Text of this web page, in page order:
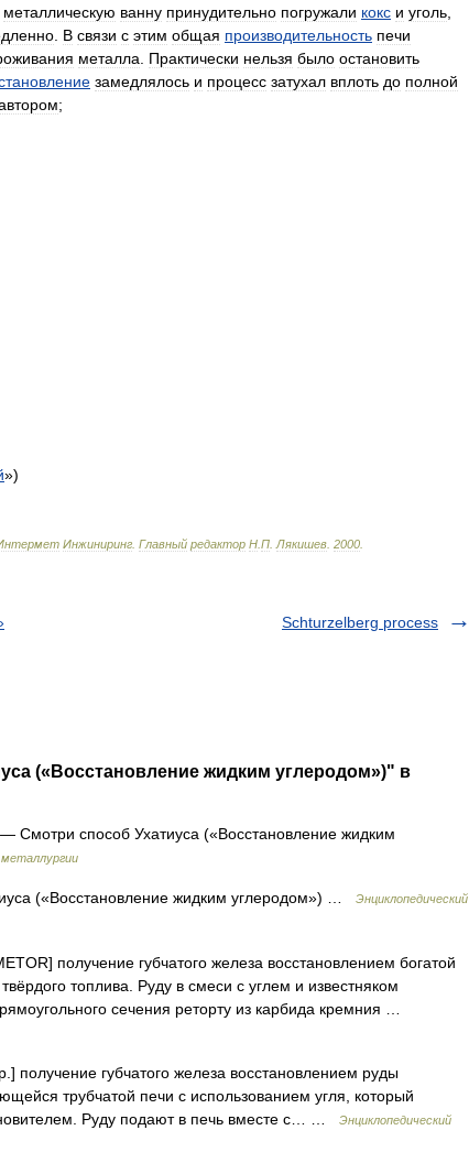
металлическую ванну принудительно погружали кокс и уголь
В связи с этим общая производительность печи
металла Практически нельзя было остановить
замедлялось и процесс затухал вплоть до полной
;
»)
Инжиниринг Главный редактор Н П Лякишев 2000
Schturzelberg process
(«Восстановление жидким углеродом»)" в
— Смотри способ Ухатиуса («Восстановление жидким
металлургии
(«Восстановление жидким углеродом») …
Энциклопедический
получение губчатого железа восстановлением богатой
топлива. Руду в смеси с углем и известняком
сечения реторту из карбида кремния …
получение губчатого железа восстановлением руды
трубчатой печи с использованием угля, который
Руду подают в печь вместе с… …
Энциклопедический